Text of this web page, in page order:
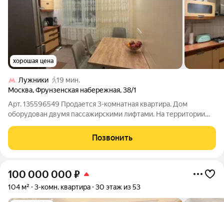
хорошая цена
Лужники
19 мин.
Москва,Фрунзенская набережная,38/1
Арт. 135596549 Продается 3-комнатная квартира. Дом
оборудован двумя пассажирскими лифтами. На территории
автовладельцев. Район предлагает развитую инфраструктуру:
в шаговой доступности
Позвонить
100 000 000 ₽
104 м² 3-комн. квартира 30 этаж из 53